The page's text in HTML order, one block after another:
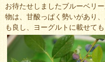
お待たせしましたブルーベリ
物は、甘酸っぱく勢いがあり
も良し、ヨーグルトに載せて